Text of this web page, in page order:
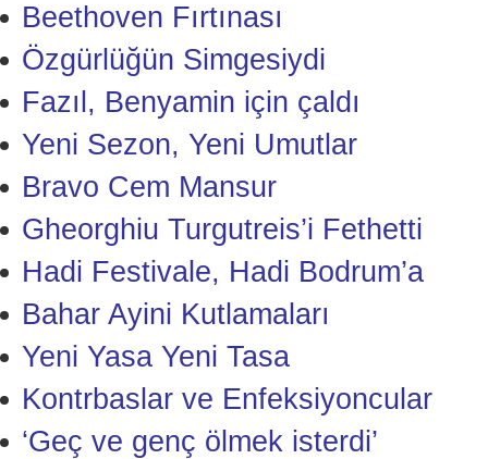
Beethoven Fırtınası
Özgürlüğün Simgesiydi
Fazıl, Benyamin için çaldı
Yeni Sezon, Yeni Umutlar
Bravo Cem Mansur
Gheorghiu Turgutreis’i Fethetti
Hadi Festivale, Hadi Bodrum’a
Bahar Ayini Kutlamaları
Yeni Yasa Yeni Tasa
Kontrbaslar ve Enfeksiyoncular
‘Geç ve genç ölmek isterdi’